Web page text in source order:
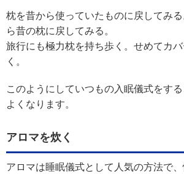
枕を昔から使っていたものに戻してみ
ら昔の枕に戻してみる。
旅行にも極力枕を持ち歩く。せめてカ
く。
このようにしていつもの入眠儀式をす
よくなります。
アロマを炊く
アロマは睡眠儀式として人気の方法で